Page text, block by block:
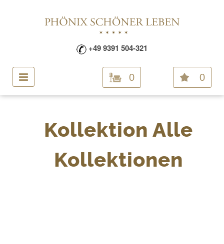
+49 9391 504-321
0 0
Kollektion Alle
Kollektionen